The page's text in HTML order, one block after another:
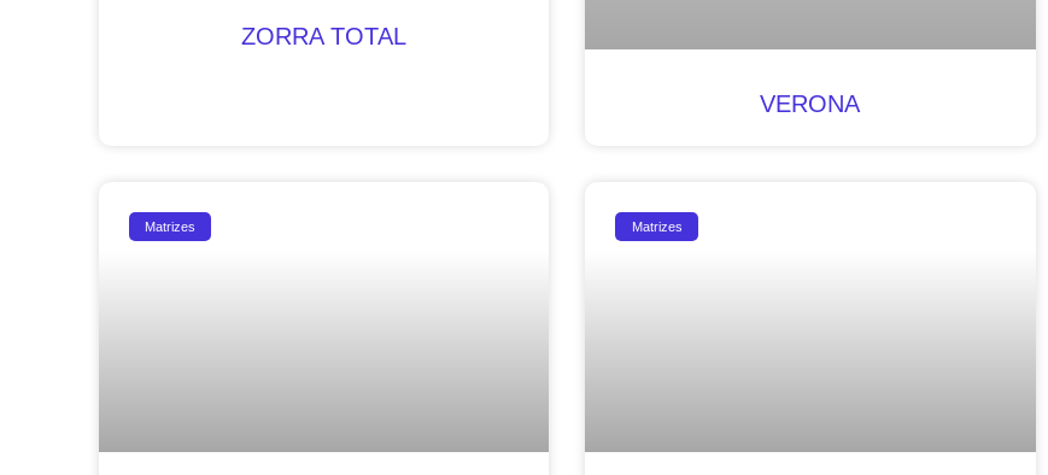
ZORRA TOTAL
VERONA
Matrizes Matrizes